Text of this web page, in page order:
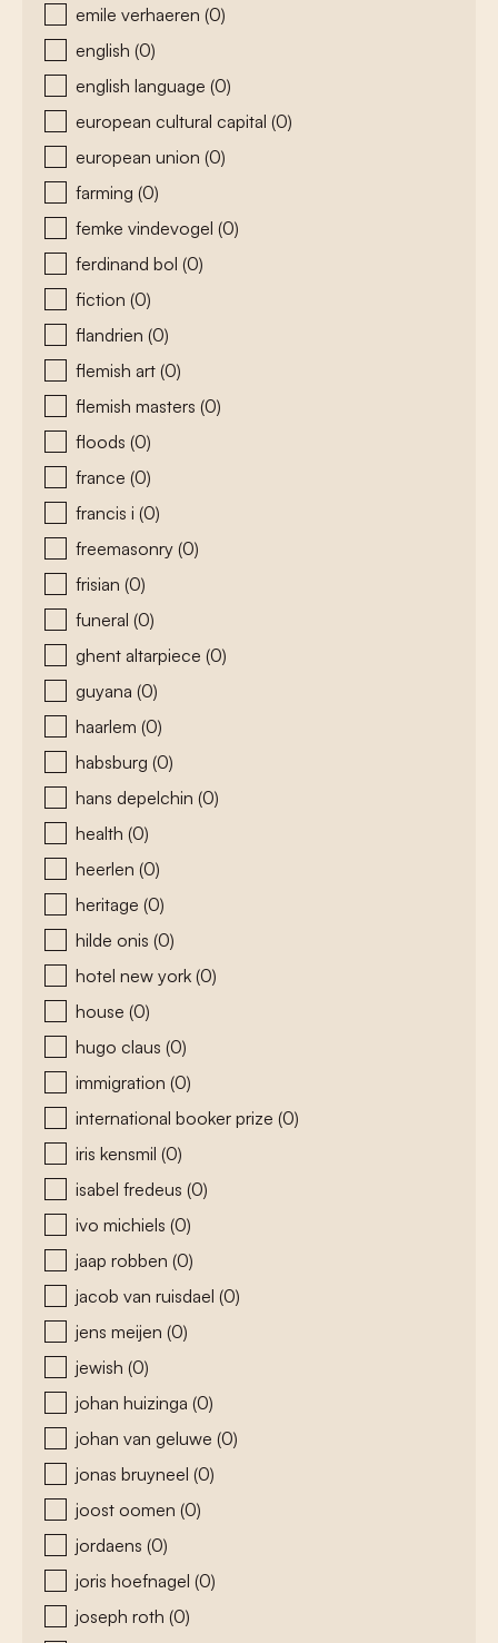
emile verhaeren (0)
english (0)
english language (0)
european cultural capital (0)
european union (0)
farming (0)
femke vindevogel (0)
ferdinand bol (0)
fiction (0)
flandrien (0)
flemish art (0)
flemish masters (0)
floods (0)
france (0)
francis i (0)
freemasonry (0)
frisian (0)
funeral (0)
ghent altarpiece (0)
guyana (0)
haarlem (0)
habsburg (0)
hans depelchin (0)
health (0)
heerlen (0)
heritage (0)
hilde onis (0)
hotel new york (0)
house (0)
hugo claus (0)
immigration (0)
international booker prize (0)
iris kensmil (0)
isabel fredeus (0)
ivo michiels (0)
jaap robben (0)
jacob van ruisdael (0)
jens meijen (0)
jewish (0)
johan huizinga (0)
johan van geluwe (0)
jonas bruyneel (0)
joost oomen (0)
jordaens (0)
joris hoefnagel (0)
joseph roth (0)